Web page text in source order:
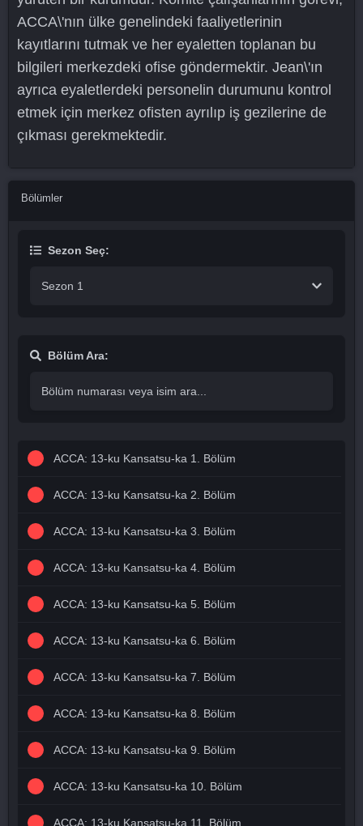
ACCA\'nın ülke genelindeki faaliyetlerinin
kayıtlarını tutmak ve her eyaletten toplanan bu
bilgileri merkezdeki ofise göndermektir. Jean\'ın
ayrıca eyaletlerdeki personelin durumunu kontrol
etmek için merkez ofisten ayrılıp iş gezilerine de
çıkması gerekmektedir.
Bölümler
Sezon Seç:
Sezon 1
Bölüm Ara:
ACCA: 13-ku Kansatsu-ka 1. Bölüm
ACCA: 13-ku Kansatsu-ka 2. Bölüm
ACCA: 13-ku Kansatsu-ka 3. Bölüm
ACCA: 13-ku Kansatsu-ka 4. Bölüm
ACCA: 13-ku Kansatsu-ka 5. Bölüm
ACCA: 13-ku Kansatsu-ka 6. Bölüm
ACCA: 13-ku Kansatsu-ka 7. Bölüm
ACCA: 13-ku Kansatsu-ka 8. Bölüm
ACCA: 13-ku Kansatsu-ka 9. Bölüm
ACCA: 13-ku Kansatsu-ka 10. Bölüm
ACCA: 13-ku Kansatsu-ka 11. Bölüm